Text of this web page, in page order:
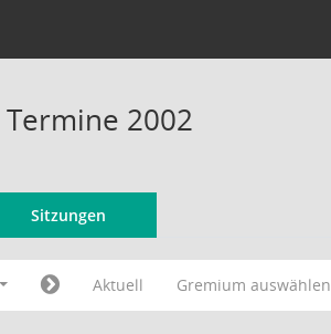
2002
Sitzungen
Aktuell Gremium auswählen